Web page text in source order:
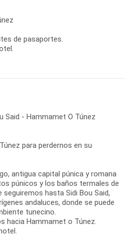
de pasaportes.
Said - Hammamet O Túnez
para perdernos en su
antigua capital púnica y romana
púnicos y los baños termales de
hasta Sidi Bou Said,
andaluces, donde se puede
tunecino.
hacia Hammamet o Túnez.